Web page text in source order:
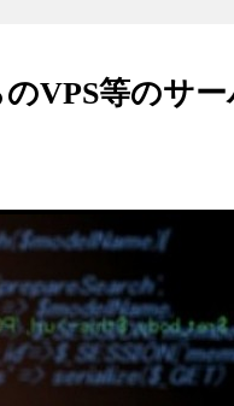
VPS等のサ